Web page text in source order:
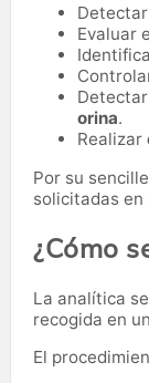
Detectar
Evaluar
orina.
Realizar
Por su
solicitadas en
¿Cómo
La analítica
recogida en
El